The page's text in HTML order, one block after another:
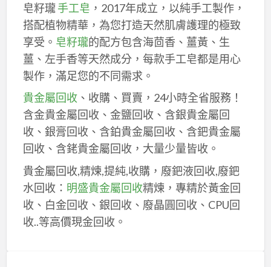
皂籽瓏手工皂 ，2017年成立，以純手工製作，
搭配植物精華，為您打造天然肌膚護理的極致
享受。 皂籽瓏的配方包含海茴香、薑黃、生
薑、左手香等天然成分，每款手工皂都是用心
製作，滿足您的不同需求。
貴金屬回收、收購、買賣，24小時全省服務！
含金貴金屬回收、金鹽回收、含銀貴金屬回
收、銀膏回收、含鉑貴金屬回收、含鈀貴金屬
回收、含銠貴金屬回收，大量少量皆收。
貴金屬回收,精煉,提純,收購，廢鈀液回收,廢鈀
水回收： 明盛貴金屬回收精煉，專精於黃金回
收、白金回收、銀回收、廢晶圓回收、CPU回
收..等高價現金回收。